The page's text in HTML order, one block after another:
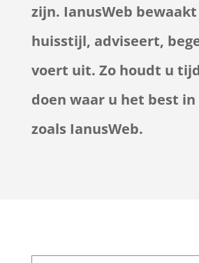
zijn. IanusWeb
huisstijl, adviseert,
voert uit. Zo houdt u
doen waar u het best
zoals IanusWeb.